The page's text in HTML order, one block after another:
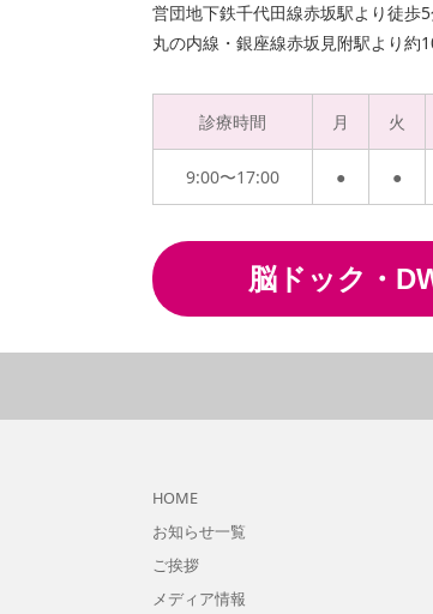
営団地下鉄千代田線赤坂駅より徒歩5
丸の内線・銀座線赤坂見附駅より約
診療時間 月 火
9:00〜17:00 ● ●
脳ドック・
HOME
お知らせ一覧
ご挨拶
メディア情報